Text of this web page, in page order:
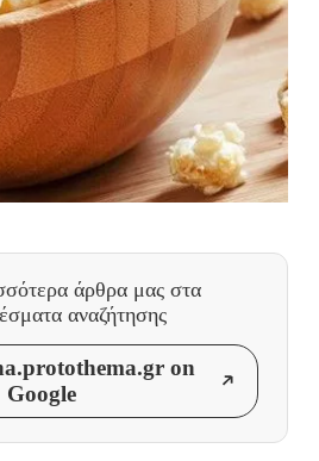
άρθρα μας στα
αναζήτησης
on
Google